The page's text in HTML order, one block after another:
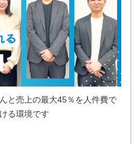
と売上の最大45％を人件費で
る環境です